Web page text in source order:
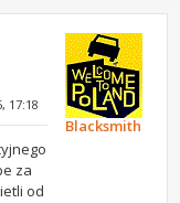
17:18
za
od
Blacksmith